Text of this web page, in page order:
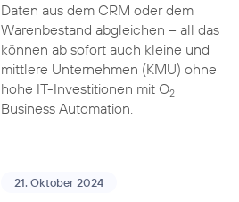
Daten aus dem CRM oder dem
Warenbestand abgleichen – all das
können ab sofort auch kleine und
mittlere Unternehmen (KMU) ohne
hohe IT-Investitionen mit O2
Business Automation.
21. Oktober 2024